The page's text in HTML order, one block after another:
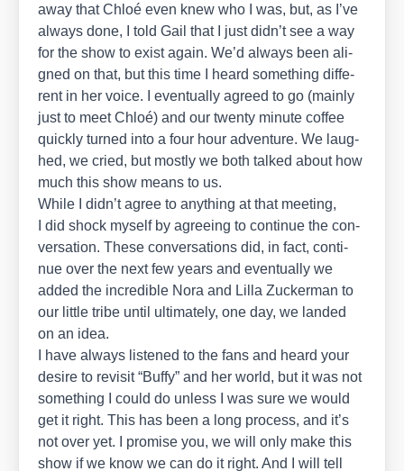
away that Chloé even knew who I was, but, as I’ve
always done, I told Gail that I just didn’t see a way
for the show to exist again. We’d always been ali­
gned on that, but this time I heard some­thing dif­fe­
rent in her voice. I even­tual­ly agreed to go (main­ly
just to meet Chloé) and our twen­ty minu­te cof­fee
quick­ly tur­ned into a four hour adven­ture. We laug­
hed, we cried, but most­ly we both tal­ked about how
much this show means to us.
While I didn’t agree to any­thing at that mee­ting,
I did shock mys­elf by agre­e­ing to con­ti­nue the con­
ver­sa­ti­on. The­se con­ver­sa­ti­ons did, in fact, con­ti­
nue over the next few years and even­tual­ly we
added the incre­di­ble Nora and Lil­la Zucker­man to
our litt­le tri­be until ulti­m­ate­ly, one day, we lan­ded
on an idea.
I have always lis­ten­ed to the fans and heard your
desi­re to revi­sit “Buffy” and her world, but it was not
some­thing I could do unless I was sure we would
get it right. This has been a long pro­cess, and it’s
not over yet. I pro­mi­se you, we will only make this
show if we know we can do it right. And I will tell